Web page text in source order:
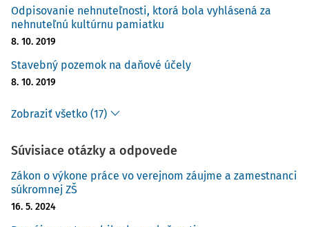
Odpisovanie nehnuteľnosti, ktorá bola vyhlásená za
nehnuteľnú kultúrnu pamiatku
8. 10. 2019
Stavebný pozemok na daňové účely
8. 10. 2019
Zobraziť všetko (17)
Súvisiace otázky a odpovede
Zákon o výkone práce vo verejnom záujme a zamestnanci
súkromnej ZŠ
16. 5. 2024